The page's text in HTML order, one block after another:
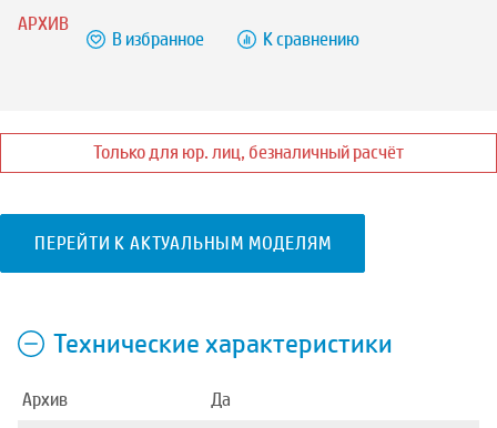
АРХИВ
В избранное К сравнению
Только для юр. лиц, безналичный расчёт
ПЕРЕЙТИ К АКТУАЛЬНЫМ МОДЕЛЯМ
Технические характеристики
Архив
Да